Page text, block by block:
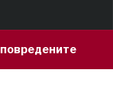
3 hours ago „И